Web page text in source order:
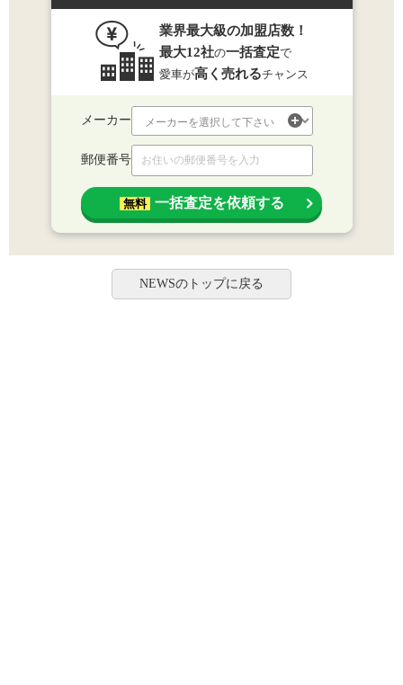
業界最大級の加盟店数！
最大12社の一括査定で
愛車が高く売れるチャンス
メーカー
郵便番号
無料 一括査定を依頼する
NEWSのトップに戻る